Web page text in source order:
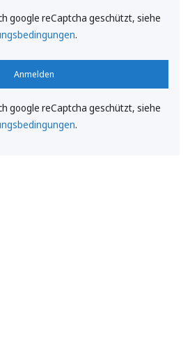
google reCaptcha geschützt, siehe
.
Anmelden
google reCaptcha geschützt, siehe
.